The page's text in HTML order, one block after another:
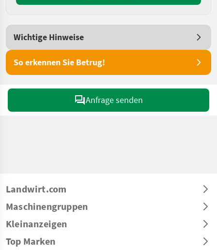
Wichtige Hinweise
So erkennen Sie Betrug!
Anfrage senden
Landwirt.com
Maschinengruppen
Kleinanzeigen
Top Marken